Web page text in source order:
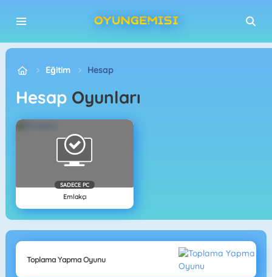
Eğitim Hesap
Hesap Oyunları
SADECE PC
Emlakçı
Toplama Yapma Oyunu